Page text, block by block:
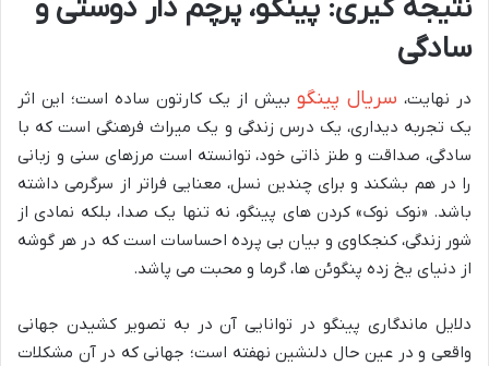
نتیجه گیری: پینگو، پرچم دار دوستی و
سادگی
در نهایت، سریال پینگو بیش از یک کارتون ساده است؛ این اثر
یک تجربه دیداری، یک درس زندگی و یک میراث فرهنگی است که با
سادگی، صداقت و طنز ذاتی خود، توانسته است مرزهای سنی و زبانی
را در هم بشکند و برای چندین نسل، معنایی فراتر از سرگرمی داشته
باشد. «نوک نوک» کردن های پینگو، نه تنها یک صدا، بلکه نمادی از
شور زندگی، کنجکاوی و بیان بی پرده احساسات است که در هر گوشه
از دنیای یخ زده پنگوئن ها، گرما و محبت می پاشد.
دلایل ماندگاری پینگو در توانایی آن در به تصویر کشیدن جهانی
واقعی و در عین حال دلنشین نهفته است؛ جهانی که در آن مشکلات